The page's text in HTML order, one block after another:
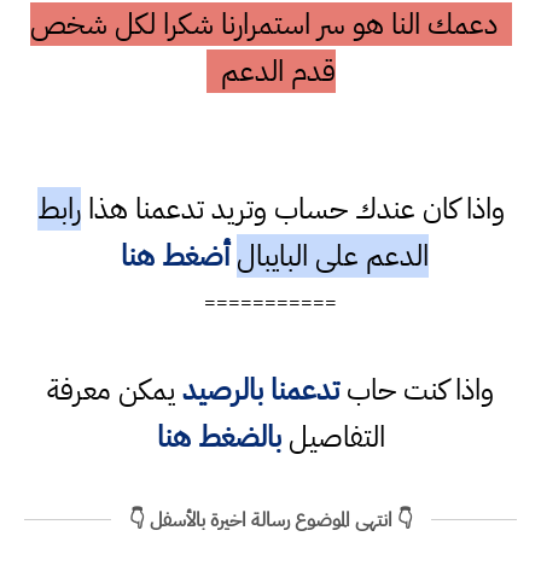
دعمك النا هو سر استمرارنا شكرا لكل شخص
قدم الدعم
واذا كان عندك حساب وتريد تدعمنا هذارابط
الدعم على البايبال أضغط هنا
===========
واذا كنت حابتدعمنا بالرصيديمكن معرفة
التفاصيلبالضغط هنا
👇 انتهى الموضوع رسالة اخيرة بالأسفل 👇